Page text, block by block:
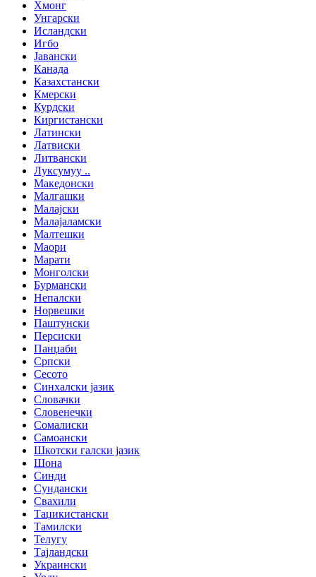
Хмонг
Унгарски
Исландски
Игбо
Јавански
Канада
Казахстански
Кмерски
Курдски
Киргистански
Латински
Латвиски
Литвански
Луксумуу ..
Македонски
Малгашки
Малајски
Малајаламски
Малтешки
Маори
Марати
Монголски
Бурмански
Непалски
Норвешки
Паштунски
Персиски
Панџаби
Српски
Сесото
Синхалски јазик
Словачки
Словенечки
Сомалиски
Самоански
Шкотски галски јазик
Шона
Синди
Сундански
Свахили
Таџикистански
Тамилски
Телугу
Тајландски
Украински